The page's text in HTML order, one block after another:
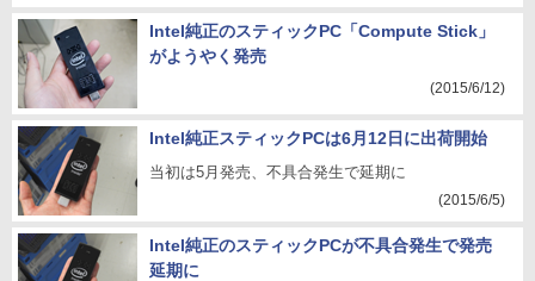
Intel純正のスティックPC「Compute Stick」
がようやく発売
(2015/6/12)
Intel純正スティックPCは6月12日に出荷開始
当初は5月発売、不具合発生で延期に
(2015/6/5)
Intel純正のスティックPCが不具合発生で発売
延期に